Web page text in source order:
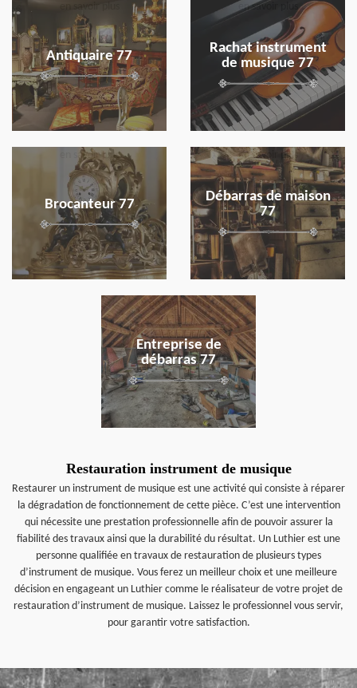
Antiquaire 77
en savoir plus
Rachat instrument
de musique 77
en savoir plus
Brocanteur 77
en savoir plus
Débarras de maison
77
en savoir plus
Entreprise de
débarras 77
en savoir plus
Restauration instrument de musique
Restaurer un instrument de musique est une activité qui consiste à réparer
la dégradation de fonctionnement de cette pièce. C’est une intervention
qui nécessite une prestation professionnelle afin de pouvoir assurer la
fiabilité des travaux ainsi que la durabilité du résultat. Un Luthier est une
personne qualifiée en travaux de restauration de plusieurs types
d’instrument de musique. Vous ferez un meilleur choix et une meilleure
décision en engageant un Luthier comme le réalisateur de votre projet de
restauration d’instrument de musique. Laissez le professionnel vous servir,
pour garantir votre satisfaction.